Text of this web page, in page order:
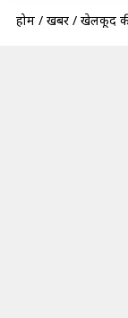
होम / खबरें / खेलकूद